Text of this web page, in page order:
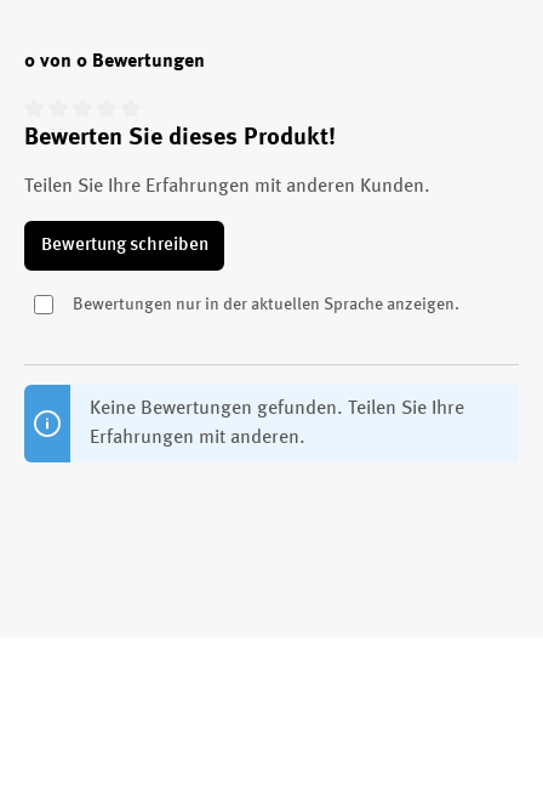
0 von 0 Bewertungen
Durchschnittliche Bewertung von 0 von 5 Sternen
Bewerten Sie dieses Produkt!
Teilen Sie Ihre Erfahrungen mit anderen Kunden.
Bewertung schreiben
Bewertungen nur in der aktuellen Sprache anzeigen.
Keine Bewertungen gefunden. Teilen Sie Ihre
Erfahrungen mit anderen.